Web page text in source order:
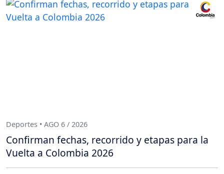
Deportes • AGO 6 / 2026
Confirman fechas, recorrido y etapas para la
Vuelta a Colombia 2026